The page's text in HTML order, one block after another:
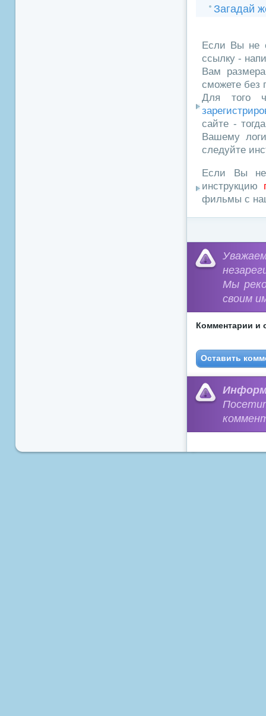
Загадай
Если Вы не
ссылку -
Вам
сможете без
Для того
сайте -
Вашему
следуйте
Если Вы не
инструкцию
фильмы с
Мы
своим
Комментарии и
Оставить